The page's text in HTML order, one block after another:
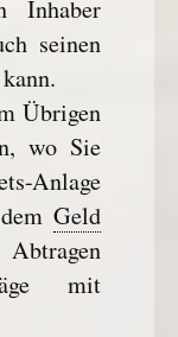
Inhaber
seinen
Übrigen
wo Sie
Anlage
Geld
mit